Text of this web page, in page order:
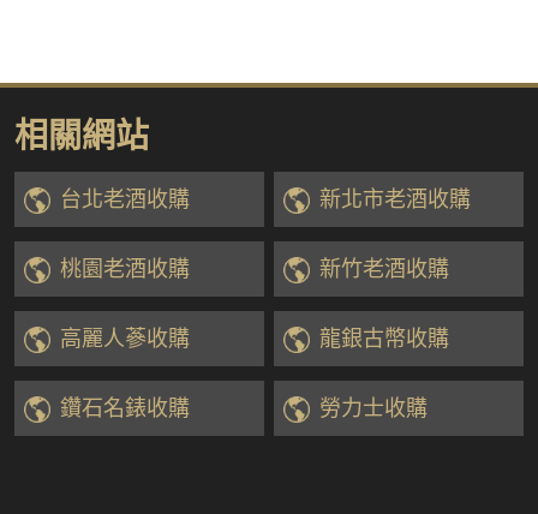
相關網站
台北老酒收購 新北市老酒收購
桃園老酒收購 新竹老酒收購
高麗人蔘收購 龍銀古幣收購
鑽石名錶收購 勞力士收購